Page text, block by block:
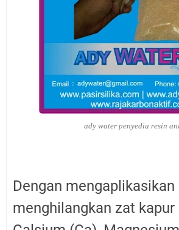
ady water penyedia resin
Dengan
menghilangkan zat kapur